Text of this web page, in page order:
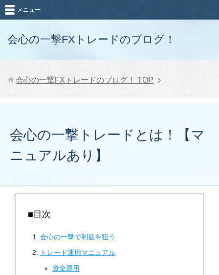
会心の一撃FXトレードのブログ！
メニュー
会心の一撃FXトレードのブログ！ TOP
会心の一撃トレードとは！【マ
ニュアルあり】
■目次
会心の一撃で利益を狙う
トレード運用マニュアル
資金運用